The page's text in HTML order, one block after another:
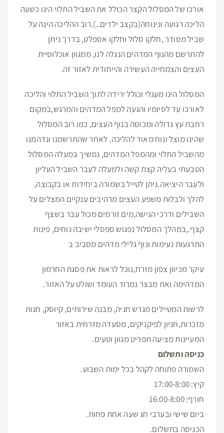
אורכו של המסלול הקצר הכולל את השביל התלוי הינו כשעה
הליכה רגועה ונינוחה(בקצב ילדים..).רוב ההליכה הינה על
שביל מסודר ,חלקו סלול וחלקו אספלט, בדרך ניתן
להתרשם מהנוף המדהים הנגלה לנו, ממגוון אוכלוסיית
העצים והצמחייה העשירה והייחודית לאזור זה.
המסלול הינו מעגלי וכולל ירידה לתוך השביל התלוי והליכה
לאורכו עד לסיומיו והגעה למפל המדהים והמרגש,במקום
רחבת עץ גדולה ומכוסה בנוף העצים, כמו רוב המסלול
שהינו מוצל ונוח מאוד להליכה. לאחר שהתרשמנו ונדהמנו
מהשביל התלוי ומהמפל המדהים, נמשיך במעלה המסלול
הטבעתי בעליה קצת קשה ולמעלה לעבר השביל העליון
ולעבר היציאה.ניתן לטייל בשמורה ביחידות או בקבוצה,
להלך ולבלות משפע העצים מרהיבים ענקיים המצלים על
השבילים ודרכי הגישה,מים זורמים מכול עבר בשצף
קצף.,במהלך המסלול נפגוש ספסלי ישיבה נוחים, פינות
התרגעות נעימות ונוף גלילי מדהים מסביב ב
עיקר מכיוון צפון מזרח,נוכל לראות את פסגת החרמון
המדהימה ואת מבצר נמרוד העומד ושולט על האזור.
לרשות המטיילים מגרש חניה, מבנה שירותים, קיוסק, חנות
מזכרות,חניון לפיקניקים, מסעדה מזרחית באזור
המעיינות מציעה תפריט מגוון וטעים.
כניסה ותשלום
השמורה פתוחה לקהל בכל ימות השבוע.
קיץ: 17:00-8:00
חורף: 16:00-8:00
ביום שישי ובערבי חג שעה אחת פחות.
הכניסה בתשלום.